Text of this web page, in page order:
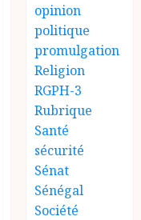
opinion
politique
promulgation
Religion
RGPH-3
Rubrique
Santé
sécurité
Sénat
Sénégal
Société